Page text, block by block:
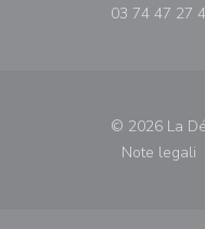
03 74 47 27
© 2026 La
Note legali